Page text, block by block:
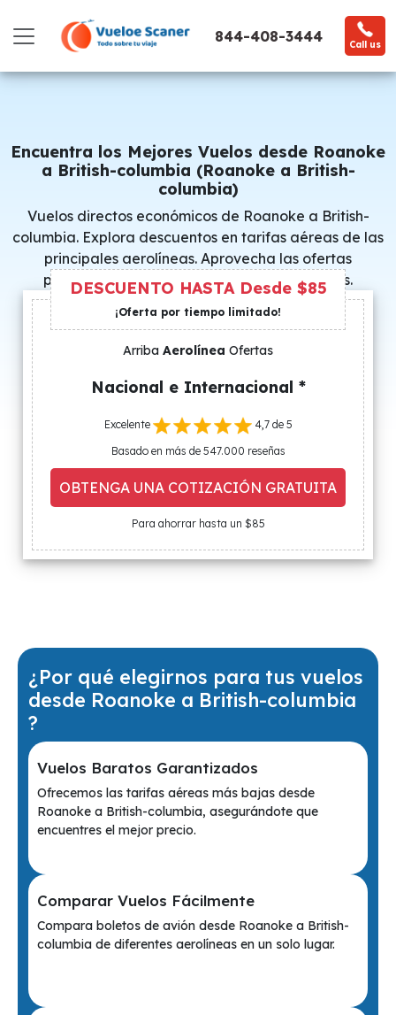
844-408-3444 Call us
Encuentra los Mejores Vuelos desde Roanoke
a British-columbia (Roanoke a British-
columbia)
Vuelos directos económicos de Roanoke a British-
columbia. Explora descuentos en tarifas aéreas de las
principales aerolíneas. Aprovecha las ofertas
promocionales y consigue precios especiales.
DESCUENTO HASTA Desde $85
¡Oferta por tiempo limitado!
Arriba Aerolínea Ofertas
Nacional e Internacional *
Excelente
4,7 de 5
Basado en más de 547.000 reseñas
OBTENGA UNA COTIZACIÓN GRATUITA
Para ahorrar hasta un $85
¿Por qué elegirnos para tus vuelos
desde Roanoke a British-columbia
?
Vuelos Baratos Garantizados
Ofrecemos las tarifas aéreas más bajas desde
Roanoke a British-columbia, asegurándote que
encuentres el mejor precio.
Comparar Vuelos Fácilmente
Compara boletos de avión desde Roanoke a British-
columbia de diferentes aerolíneas en un solo lugar.